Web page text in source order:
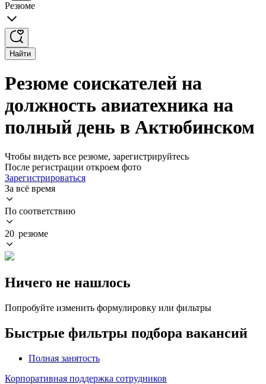
Резюме
Найти
Резюме соискателей на
должность авиатехника на
полный день в Актюбинском
Чтобы видеть все резюме, зарегистрируйтесь
После регистрации откроем фото
Зарегистрироваться
За всё время
По соответствию
20 резюме
Ничего не нашлось
Попробуйте изменить формулировку или фильтры
Быстрые фильтры подбора вакансий
Полная занятость
Корпоративная поддержка сотрудников